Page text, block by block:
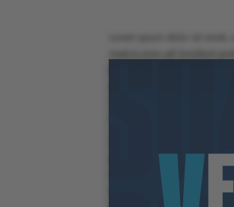
pulvinar blandit arcu. Cras
amet imperdiet. Integer
velit ac nisl auctor luctus.
Vestibulum iaculis, urna in
purus ligula id lorem. Etiam
volutpat. Curabitur
suscipit lectus nulla vel